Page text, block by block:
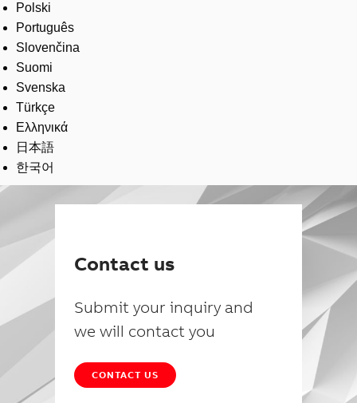
Polski
Português
Slovenčina
Suomi
Svenska
Türkçe
Ελληνικά
日本語
한국어
Contact us
Submit your inquiry and
we will contact you
CONTACT US